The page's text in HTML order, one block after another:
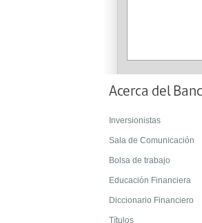
Acerca del
Inversionistas
Sala de Comunicación
Bolsa de trabajo
Educación Financiera
Diccionario Financiero
Títulos